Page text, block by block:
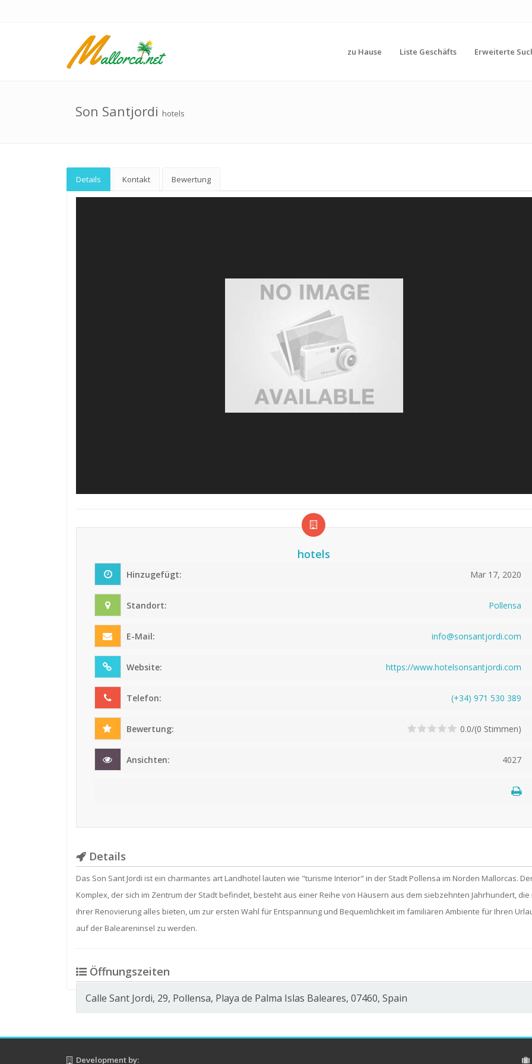
zu Hause Liste Geschäfts Erweiterte
Son Santjordi hotels
Details Kontakt Bewertung
hotels
Hinzugefügt: Mar 17, 2020
Standort: Pollensa
E-Mail: info@sonsantjordi.com
Website: https://www.hotelsonsantjordi.com
Telefon: (+34) 971 530 389
Bewertung: 0.0/(0 Stimmen)
Ansichten: 4027
Details
Das Son Sant Jordi ist ein charmantes art Landhotel lauten wie "turisme Interior" in der Stadt Pollensa im Norden Mallorcas.
Komplex, der sich im Zentrum der Stadt befindet, besteht aus einer Reihe von Häusern aus dem siebzehnten Jahrhundert, die
ihrer Renovierung alles bieten, um zur ersten Wahl für Entspannung und Bequemlichkeit im familiären Ambiente für Ihren
auf der Baleareninsel zu werden.
Öffnungszeiten
Calle Sant Jordi, 29, Pollensa, Playa de Palma Islas Baleares, 07460, Spain
Development by: